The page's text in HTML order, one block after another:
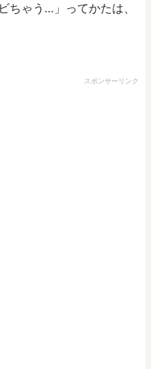
ちゃう…」ってかたは、
スポンサーリンク